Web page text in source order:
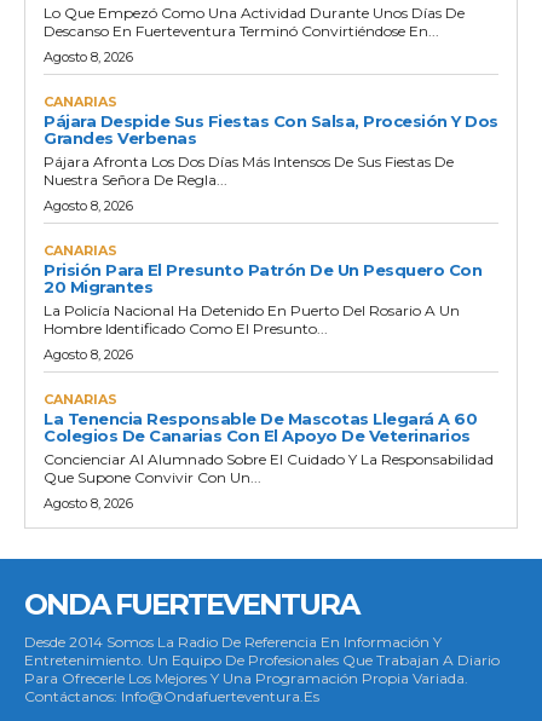
Lo Que Empezó Como Una Actividad Durante Unos Días De
Descanso En Fuerteventura Terminó Convirtiéndose En...
Agosto 8, 2026
CANARIAS
Pájara Despide Sus Fiestas Con Salsa, Procesión Y Dos
Grandes Verbenas
Pájara Afronta Los Dos Días Más Intensos De Sus Fiestas De
Nuestra Señora De Regla...
Agosto 8, 2026
CANARIAS
Prisión Para El Presunto Patrón De Un Pesquero Con
20 Migrantes
La Policía Nacional Ha Detenido En Puerto Del Rosario A Un
Hombre Identificado Como El Presunto...
Agosto 8, 2026
CANARIAS
La Tenencia Responsable De Mascotas Llegará A 60
Colegios De Canarias Con El Apoyo De Veterinarios
Concienciar Al Alumnado Sobre El Cuidado Y La Responsabilidad
Que Supone Convivir Con Un...
Agosto 8, 2026
ONDA FUERTEVENTURA
Desde 2014 Somos La Radio De Referencia En Información Y
Entretenimiento. Un Equipo De Profesionales Que Trabajan A Diario
Para Ofrecerle Los Mejores Y Una Programación Propia Variada.
Contáctanos: Info@ondafuerteventura.es